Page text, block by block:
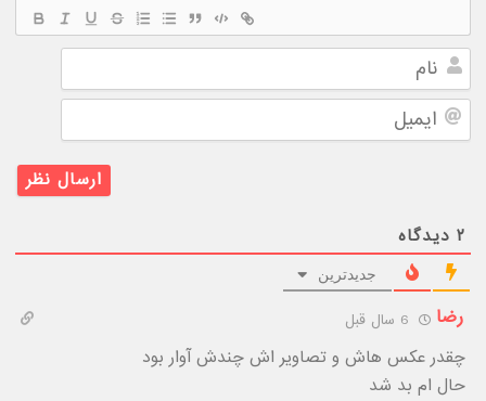
ایمیل
۲ دیدگاه
جدیدترین
رضا
چقدر عکس هاش و تصاویر اش چندش آوار بود
حال ام بد شد